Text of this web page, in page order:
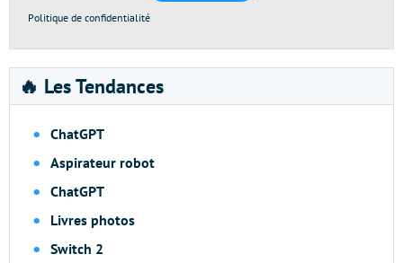
Politique de confidentialité
🔥 Les Tendances
ChatGPT
Aspirateur robot
ChatGPT
Livres photos
Switch 2